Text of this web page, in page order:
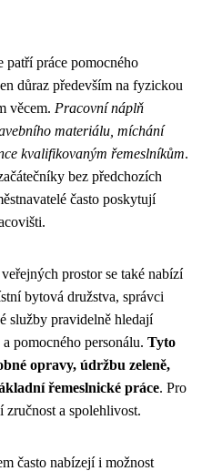
patří práce pomocného
důraz především na fyzickou
věcem. Pracovní náplň
materiálu, míchání
kvalifikovaným řemeslníkům.
bez předchozích
často poskytují
prostor se také nabízí
bytová družstva, správci
služby pravidelně hledají
pomocného personálu. Tyto
opravy, údržbu zeleně,
řemeslnické práce. Pro
zručnost a spolehlivost.
často nabízejí i možnost